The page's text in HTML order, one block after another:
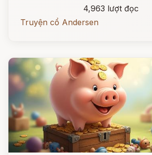
4,963 lượt đọc
Truyện cổ Andersen